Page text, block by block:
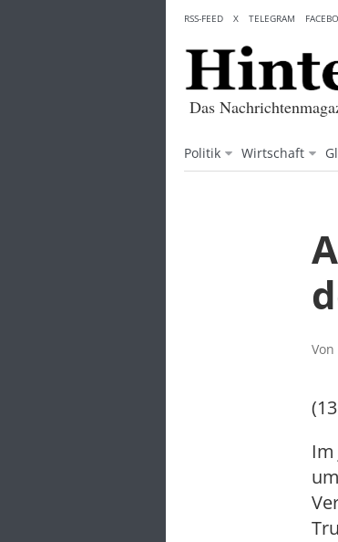
content
Das
Politik Wirtschaft
RSS-FEED X TELEGRAM